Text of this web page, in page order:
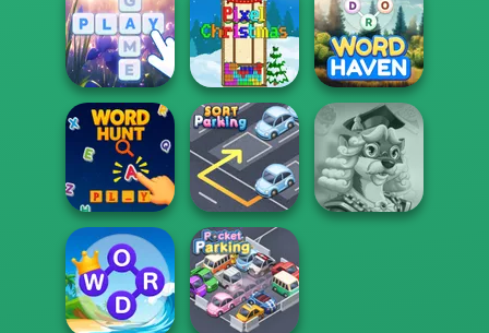
Bubble Letters Pixel Christmas Word Haven
Word Hunt Sort Parking